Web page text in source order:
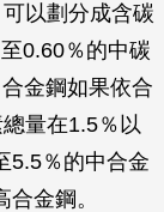
以劃分成含碳
0.60％的中碳
金鋼如果依合
量在1.5％以
5.5％的中合金
金鋼。